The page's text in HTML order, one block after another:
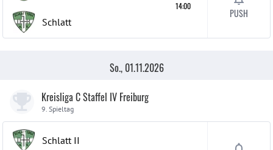
Schlatt
14:00
PUSH
So., 01.11.2026
Kreisliga C Staffel IV Freiburg
9. Spieltag
Schlatt II